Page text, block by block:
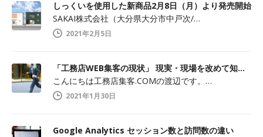
しっくいを使用した新商品2月8日（月）より発売開始
SAKAI株式会社（大分県大分市中戸次/…
2021年2月5日
「工務店WEB集客の現状」 現実・現場を改めて知ること
こんにちは工務店集客.COMの渡辺です。…
2021年1月30日
Google Analytics セッション数と訪問数の違い